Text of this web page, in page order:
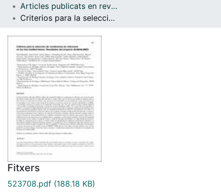
Com publicar
Articles publicats en revistes (Biologia Evolutiva, Ecologia i Ciències Ambientals)
Criterios para la selección de condiciones de referencia en los ríos mediterráneos. Resultados del proyecto GUADALMED
Fitxers
523708.pdf (188.18 KB)